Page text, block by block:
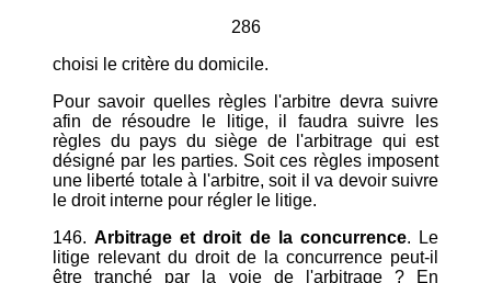
286
choisi le critère du domicile.
Pour savoir quelles règles l'arbitre devra suivre
afin de résoudre le litige, il faudra suivre les
règles du pays du siège de l'arbitrage qui est
désigné par les parties. Soit ces règles imposent
une liberté totale à l'arbitre, soit il va devoir suivre
le droit interne pour régler le litige.
146.Arbitrage et droit de la concurrence. Le
litige relevant du droit de la concurrence peut-il
être tranché par la voie de l'arbitrage ? En